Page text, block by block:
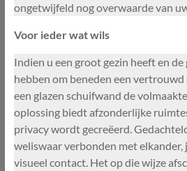
ongetwijfeld nog overwaarde van
Voor ieder wat wils
Indien u een groot gezin heeft en
hebben om beneden een
een glazen schuifwand de
oplossing biedt afzonderlijke
privacy wordt gecreëerd.
weliswaar verbonden met elkander,
visueel contact. Het op die wijze